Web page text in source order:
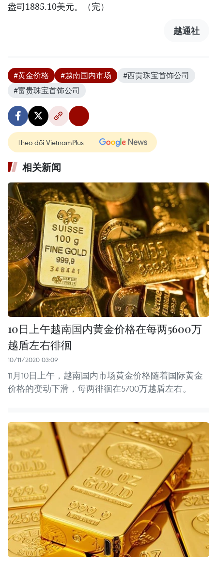
盎司1885.10美元。（完）
越通社
#黄金价格 #越南国内市场
#西贡珠宝首饰公司
#富贵珠宝首饰公司
Theo dõi VietnamPlus
相关新闻
10日上午越南国内黄金价格在每两5600万
越盾左右徘徊
10/11/2020 03:09
11月10日上午，越南国内市场黄金价格随着国际黄金
价格的变动下滑，每两徘徊在5700万越盾左右。